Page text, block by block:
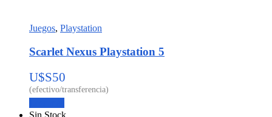
Juegos, Playstation
Scarlet Nexus Playstation 5
U$S50
Sin Stock